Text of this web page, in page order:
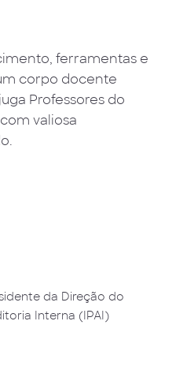
ferramentas e
corpo docente
Professores do
valiosa
da Direção do
Interna (IPAI)